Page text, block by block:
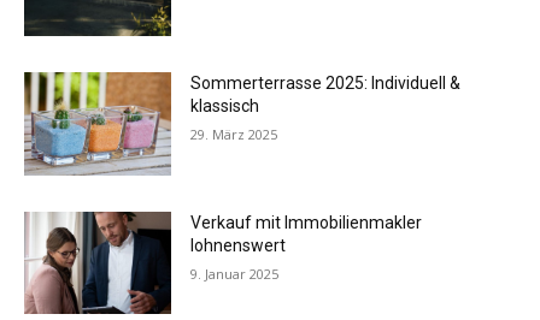
Sommerterrasse 2025: Individuell &
klassisch
29. März 2025
Verkauf mit Immobilienmakler
lohnenswert
9. Januar 2025